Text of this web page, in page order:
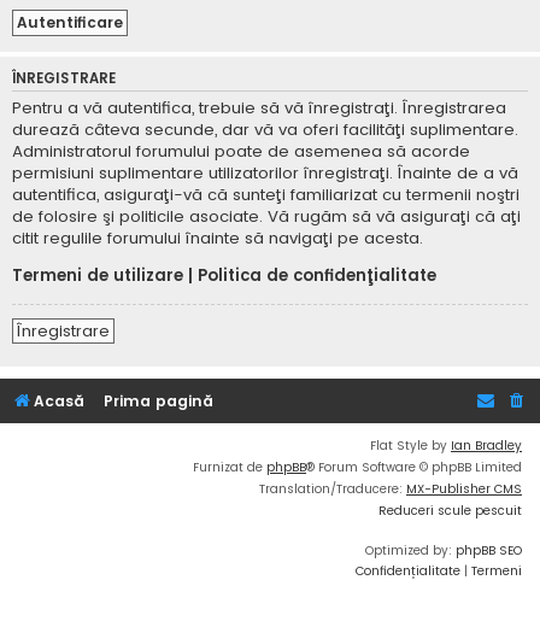
ÎNREGISTRARE
Pentru a vă autentifica, trebuie să vă înregistraţi. Înregistrarea
durează câteva secunde, dar vă va oferi facilităţi suplimentare.
Administratorul forumului poate de asemenea să acorde
permisiuni suplimentare utilizatorilor înregistraţi. Înainte de a vă
autentifica, asiguraţi-vă că sunteţi familiarizat cu termenii noştri
de folosire şi politicile asociate. Vă rugăm să vă asiguraţi că aţi
citit regulile forumului înainte să navigaţi pe acesta.
Termeni de utilizare
Politica de confidenţialitate
Înregistrare
Acasă Prima pagină
Flat Style by Ian Bradley
Furnizat de phpBB® Forum Software © phpBB Limited
Translation/Traducere: MX-Publisher CMS
Reduceri scule pescuit
Optimized by: phpBB SEO
Confidențialitate | Termeni